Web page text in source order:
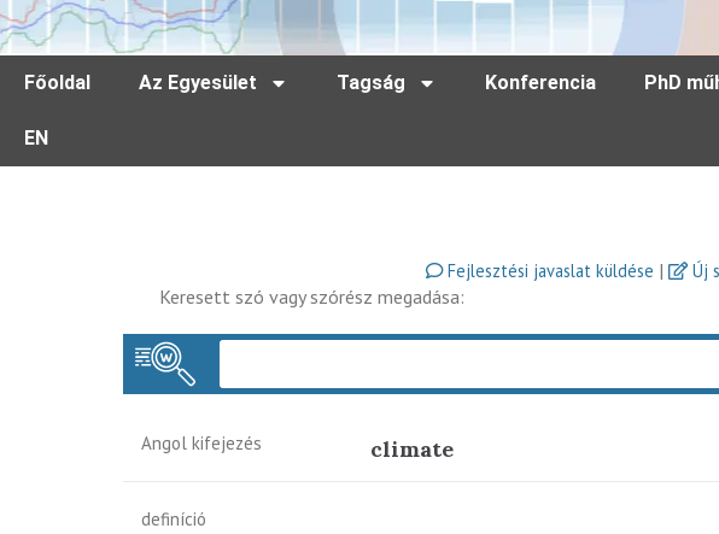
Főoldal Az Egyesület Tagság Konferencia PhD
EN
Fejlesztési javaslat küldése | Új
Keresett szó vagy szórész megadása:
Angol kifejezés climate
definíció